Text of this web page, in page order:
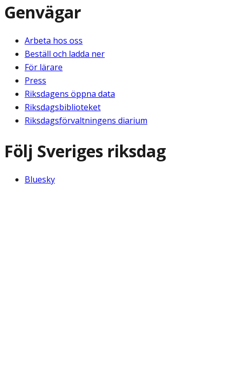
Genvägar
Arbeta hos oss
Beställ och ladda ner
För lärare
Press
Riksdagens öppna data
Riksdagsbiblioteket
Riksdagsförvaltningens diarium
Följ Sveriges riksdag
Bluesky